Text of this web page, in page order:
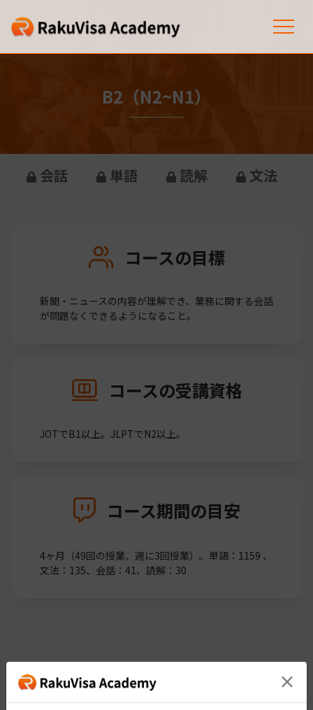
B2（N2~N1）
会話 単語 読解 文法
コースの目標
新聞・ニュースの内容が理解でき、業務に関する会話
が問題なくできるようになること。
コースの受講資格
JOTでB1以上。JLPTでN2以上。
コース期間の目安
4ヶ月（49回の授業、週に3回授業）。単語：1159 、
文法：135、会話：41、読解：30
B2 カリキュラムコース×